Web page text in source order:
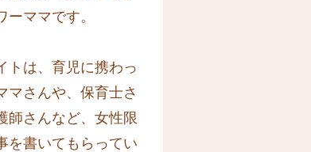
ーママです。
トは、育児に携わっ
マさんや、保育士さ
師さんなど、女性限
を書いてもらってい